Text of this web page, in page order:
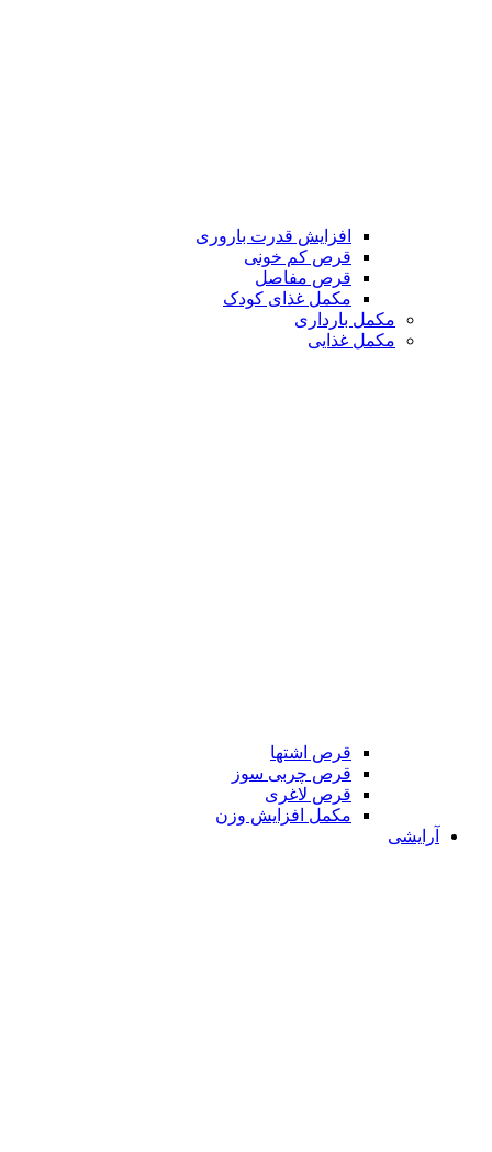
افزایش قدرت باروری
قرص کم خونی
قرص مفاصل
مکمل غذای کودک
مکمل بارداری
مکمل غذایی
قرص اشتها
قرص چربی سوز
قرص لاغری
مکمل افزایش وزن
آرایشی